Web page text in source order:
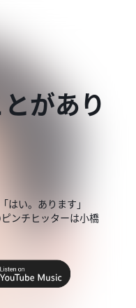
があり
「はい。あります」
ンチヒッターは小橋